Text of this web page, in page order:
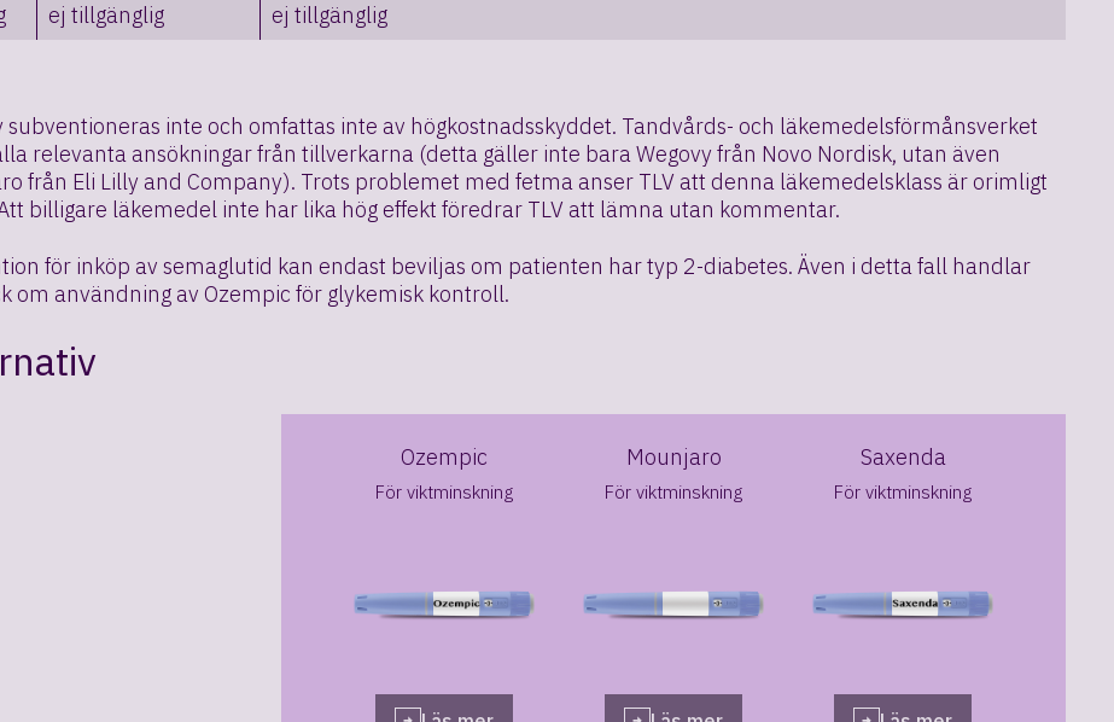
ej tillgänglig ej tillgänglig
subventioneras inte och omfattas inte av högkostnadsskyddet. Tandvårds- och läkemedelsförmånsverket
relevanta ansökningar från tillverkarna (detta gäller inte bara Wegovy från Novo Nordisk, utan även
från Eli Lilly and Company). Trots problemet med fetma anser TLV att denna läkemedelsklass är orimligt
billigare läkemedel inte har lika hög effekt föredrar TLV att lämna utan kommentar.
för inköp av semaglutid kan endast beviljas om patienten har typ 2-diabetes. Även i detta fall handlar
om användning av Ozempic för glykemisk kontroll.
Ozempic
För viktminskning
Mounjaro
För viktminskning
Saxenda
För viktminskning